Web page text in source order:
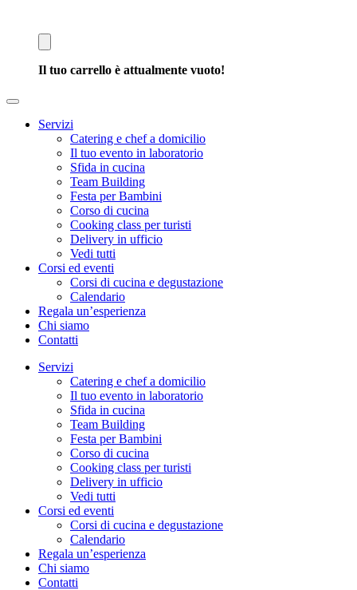
Il tuo carrello è attualmente vuoto!
Servizi
Catering e chef a domicilio
Il tuo evento in laboratorio
Sfida in cucina
Team Building
Festa per Bambini
Corso di cucina
Cooking class per turisti
Delivery in ufficio
Vedi tutti
Corsi ed eventi
Corsi di cucina e degustazione
Calendario
Regala un’esperienza
Chi siamo
Contatti
Servizi
Catering e chef a domicilio
Il tuo evento in laboratorio
Sfida in cucina
Team Building
Festa per Bambini
Corso di cucina
Cooking class per turisti
Delivery in ufficio
Vedi tutti
Corsi ed eventi
Corsi di cucina e degustazione
Calendario
Regala un’esperienza
Chi siamo
Contatti